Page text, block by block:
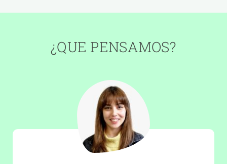
¿QUE PENSAMOS?